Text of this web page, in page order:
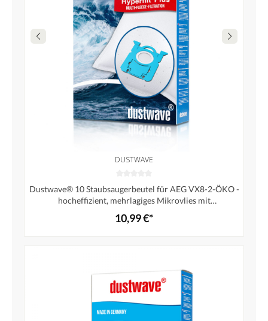
DUSTWAVE
Dustwave® 10 Staubsaugerbeutel für AEG VX8-2-ÖKO -
hocheffizient, mehrlagiges Mikrovlies mit
Hygieneverschluss - Made in Germany
10,99 €*